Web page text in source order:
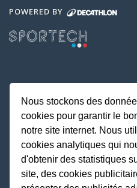
POWERED BY
Nous stockons des
cookies pour garantir le
notre site internet. Nous
cookies analytiques qui
d'obtenir des statistiques
site, des cookies